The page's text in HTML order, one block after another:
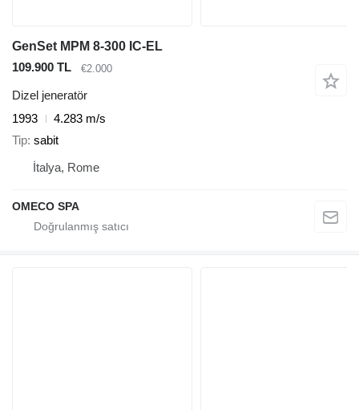
GenSet MPM 8-300 IC-EL
109.900 TL
€2.000
Dizel jeneratör
1993
4.283 m/s
Tip sabit
İtalya, Rome
OMECO SPA